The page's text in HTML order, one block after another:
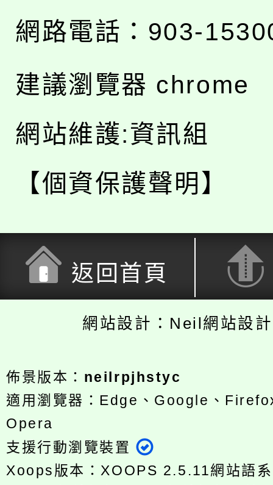
網路電話：903-
建議瀏覽器 chrome
網站維護:資訊組
【個資保護聲明】
返回首頁
網站設計：Neil網站設
佈景版本： neilrpjhstyc
適用瀏覽器：Edge、Google、
Opera
支援行動瀏覽裝置
Xoops版本：XOOPS 2.5.11網站語